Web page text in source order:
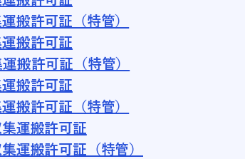
搬許可証（特管）
搬許可証
搬許可証（特管）
搬許可証
搬許可証（特管）
運搬許可証
運搬許可証（特管）